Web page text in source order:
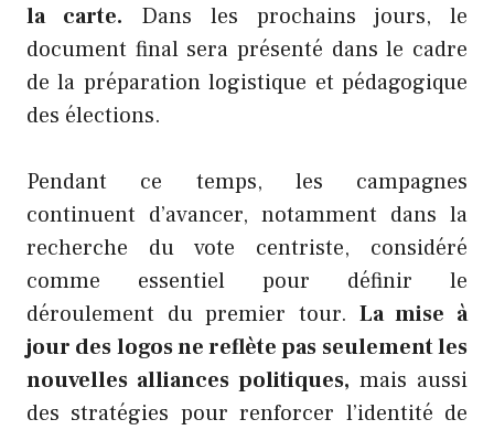
la carte. Dans les prochains jours, le
document final sera présenté dans le cadre
de la préparation logistique et pédagogique
des élections.
Pendant ce temps, les campagnes
continuent d’avancer, notamment dans la
recherche du vote centriste, considéré
comme essentiel pour définir le
déroulement du premier tour. La mise à
jour des logos ne reflète pas seulement les
nouvelles alliances politiques, mais aussi
des stratégies pour renforcer l’identité de